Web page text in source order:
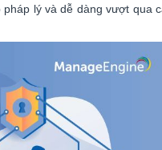
lý và dễ dàng vượt qua